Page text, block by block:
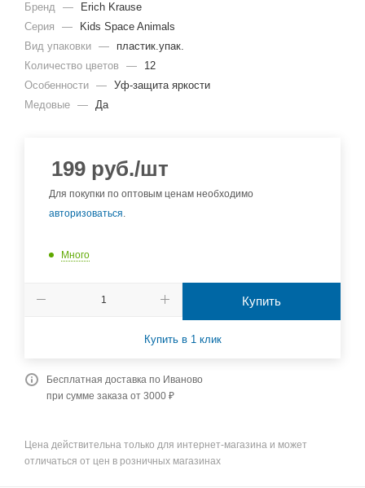
Бренд —
Erich Krause
Серия
—
Kids Space Animals
Вид упаковки —
пластик.упак.
Количество цветов
—
12
Особенности — Уф-защита яркости
Медовые — Да
199 руб./шт
Для покупки по оптовым ценам необходимо
авторизоваться.
Много
Купить
Купить в 1 клик
Бесплатная доставка по Иваново
при сумме заказа от 3000 ₽
Цена действительна только для интернет-магазина и может
отличаться от цен в розничных магазинах